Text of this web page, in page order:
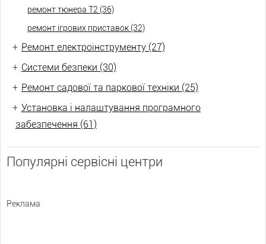
ремонт тюнера Т2 (36)
ремонт ігрових приставок (32)
+ Ремонт електроінструменту (27)
+ Системи безпеки (30)
+ Ремонт садової та паркової техніки (25)
+ Установка і налаштування програмного
забезпечення (61)
Популярні сервісні центри
Реклама